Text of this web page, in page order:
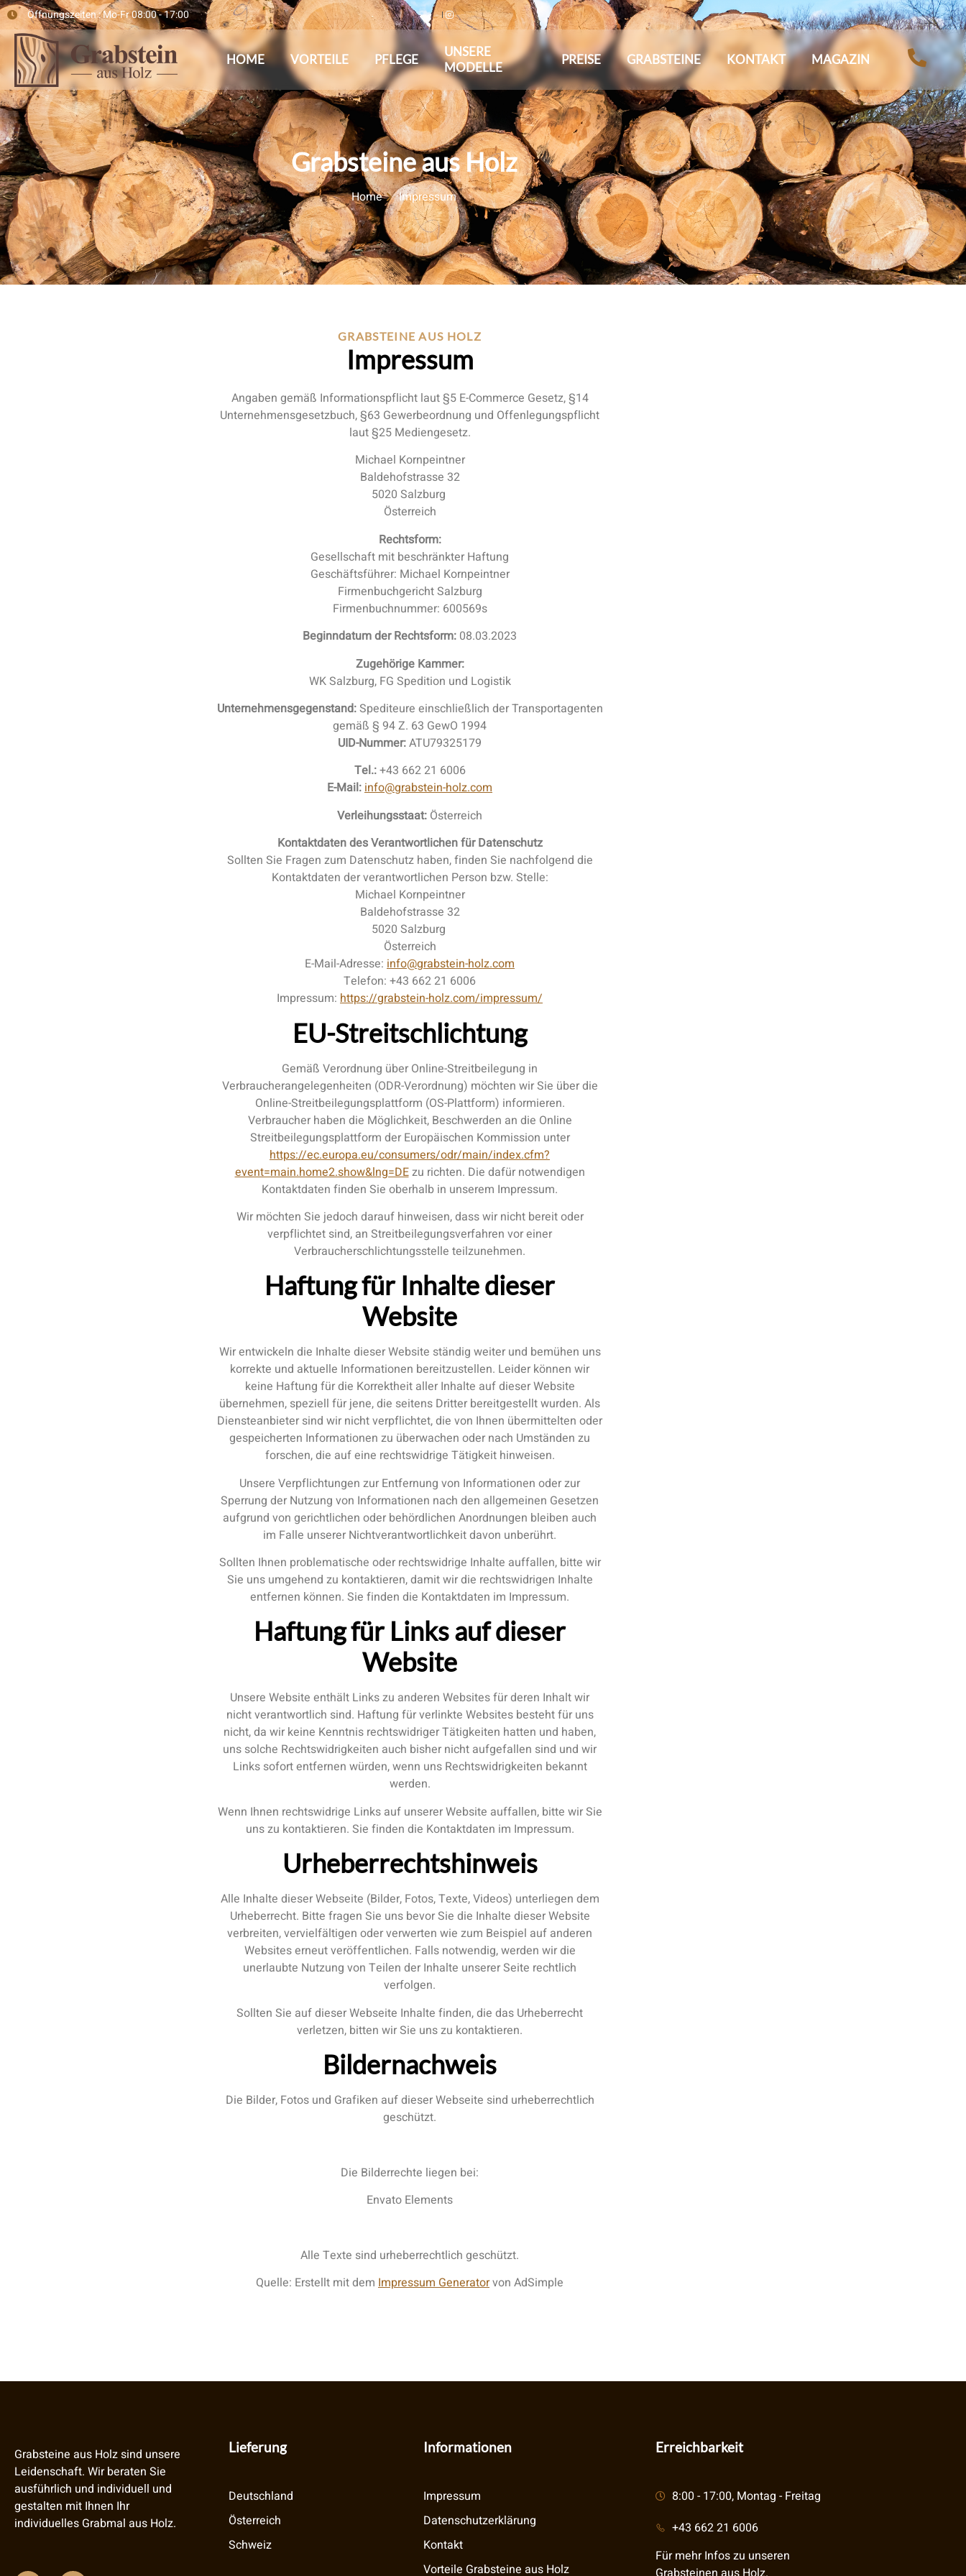
Öffnungszeiten : Mo-Fr 08:00 - 17:00
HOME VORTEILE PFLEGE
UNSERE
MODELLE
PREISE GRABSTEINE KONTAKT MAGAZIN
Grabsteine aus Holz
Home Impressum
GRABSTEINE AUS HOLZ
Impressum
Angaben gemäß Informationspflicht laut §5 E-Commerce Gesetz, §14
Unternehmensgesetzbuch, §63 Gewerbeordnung und Offenlegungspflicht
laut §25 Mediengesetz.
Michael Kornpeintner
Baldehofstrasse 32
5020 Salzburg
Österreich
Rechtsform:
Gesellschaft mit beschränkter Haftung
Geschäftsführer: Michael Kornpeintner
Firmenbuchgericht Salzburg
Firmenbuchnummer: 600569s
Beginndatum der Rechtsform: 08.03.2023
Zugehörige Kammer:
WK Salzburg, FG Spedition und Logistik
Unternehmensgegenstand:Spediteure einschließlich der Transportagenten
gemäß § 94 Z. 63 GewO 1994
UID-Nummer:ATU79325179
Tel.:+43 662 21 6006
E-Mail:info@grabstein-holz.com
Verleihungsstaat: Österreich
Kontaktdaten des Verantwortlichen für Datenschutz
Sollten Sie Fragen zum Datenschutz haben, finden Sie nachfolgend die
Kontaktdaten der verantwortlichen Person bzw. Stelle:
Michael Kornpeintner
Baldehofstrasse 32
5020 Salzburg
Österreich
E-Mail-Adresse: info@grabstein-holz.com
Telefon: +43 662 21 6006
Impressum: https://grabstein-holz.com/impressum/
EU-Streitschlichtung
Gemäß Verordnung über Online-Streitbeilegung in
Verbraucherangelegenheiten (ODR-Verordnung) möchten wir Sie über die
Online-Streitbeilegungsplattform (OS-Plattform) informieren.
Verbraucher haben die Möglichkeit, Beschwerden an die Online
Streitbeilegungsplattform der Europäischen Kommission unter
https://ec.europa.eu/consumers/odr/main/index.cfm?
event=main.home2.show&lng=DEzu richten. Die dafür notwendigen
Kontaktdaten finden Sie oberhalb in unserem Impressum.
Wir möchten Sie jedoch darauf hinweisen, dass wir nicht bereit oder
verpflichtet sind, an Streitbeilegungsverfahren vor einer
Verbraucherschlichtungsstelle teilzunehmen.
Haftung für Inhalte dieser
Website
Wir entwickeln die Inhalte dieser Website ständig weiter und bemühen uns
korrekte und aktuelle Informationen bereitzustellen. Leider können wir
keine Haftung für die Korrektheit aller Inhalte auf dieser Website
übernehmen, speziell für jene, die seitens Dritter bereitgestellt wurden. Als
Diensteanbieter sind wir nicht verpflichtet, die von Ihnen übermittelten oder
gespeicherten Informationen zu überwachen oder nach Umständen zu
forschen, die auf eine rechtswidrige Tätigkeit hinweisen.
Unsere Verpflichtungen zur Entfernung von Informationen oder zur
Sperrung der Nutzung von Informationen nach den allgemeinen Gesetzen
aufgrund von gerichtlichen oder behördlichen Anordnungen bleiben auch
im Falle unserer Nichtverantwortlichkeit davon unberührt.
Sollten Ihnen problematische oder rechtswidrige Inhalte auffallen, bitte wir
Sie uns umgehend zu kontaktieren, damit wir die rechtswidrigen Inhalte
entfernen können. Sie finden die Kontaktdaten im Impressum.
Haftung für Links auf dieser
Website
Unsere Website enthält Links zu anderen Websites für deren Inhalt wir
nicht verantwortlich sind. Haftung für verlinkte Websites besteht für uns
nicht, da wir keine Kenntnis rechtswidriger Tätigkeiten hatten und haben,
uns solche Rechtswidrigkeiten auch bisher nicht aufgefallen sind und wir
Links sofort entfernen würden, wenn uns Rechtswidrigkeiten bekannt
werden.
Wenn Ihnen rechtswidrige Links auf unserer Website auffallen, bitte wir Sie
uns zu kontaktieren. Sie finden die Kontaktdaten im Impressum.
Urheberrechtshinweis
Alle Inhalte dieser Webseite (Bilder, Fotos, Texte, Videos) unterliegen dem
Urheberrecht. Bitte fragen Sie uns bevor Sie die Inhalte dieser Website
verbreiten, vervielfältigen oder verwerten wie zum Beispiel auf anderen
Websites erneut veröffentlichen. Falls notwendig, werden wir die
unerlaubte Nutzung von Teilen der Inhalte unserer Seite rechtlich
verfolgen.
Sollten Sie auf dieser Webseite Inhalte finden, die das Urheberrecht
verletzen, bitten wir Sie uns zu kontaktieren.
Bildernachweis
Die Bilder, Fotos und Grafiken auf dieser Webseite sind urheberrechtlich
geschützt.
Die Bilderrechte liegen bei:
Envato Elements
Alle Texte sind urheberrechtlich geschützt.
Quelle: Erstellt mit dem Impressum Generatorvon AdSimple
Grabsteine aus Holz sind unsere
Leidenschaft. Wir beraten Sie
ausführlich und individuell und
gestalten mit Ihnen Ihr
individuelles Grabmal aus Holz.
Lieferung
Deutschland
Österreich
Schweiz
Informationen
Impressum
Datenschutzerklärung
Kontakt
Vorteile Grabsteine aus Holz
Erreichbarkeit
8:00 - 17:00, Montag - Freitag
+43 662 21 6006
Für mehr Infos zu unseren